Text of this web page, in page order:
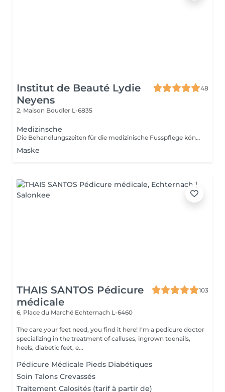
Institut de Beauté Lydie
Neyens
48
2, Maison Boudler L-6835
Medizinsche
Die Behandlungszeiten für die medizinische Fusspflege können unterschiedlich sein. Le temps nécessaire pour les pédicures peuvent varier.
Maske
THAIS SANTOS Pédicure
médicale
103
6, Place du Marché Echternach L-6460
The care your feet need, you find it here! I'm a pedicure doctor
specializing in the treatment of calluses, ingrown toenails,
heels, diabetic feet, e...
Pédicure Médicale Pieds Diabétiques
Soin Talons Crevassés
Traitement Calosités (tarif à partir de)